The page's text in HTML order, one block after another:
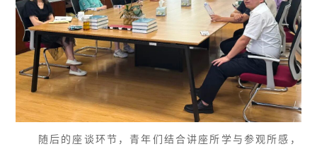
随后的座谈环节，青年们结合讲座所学与参观所感，